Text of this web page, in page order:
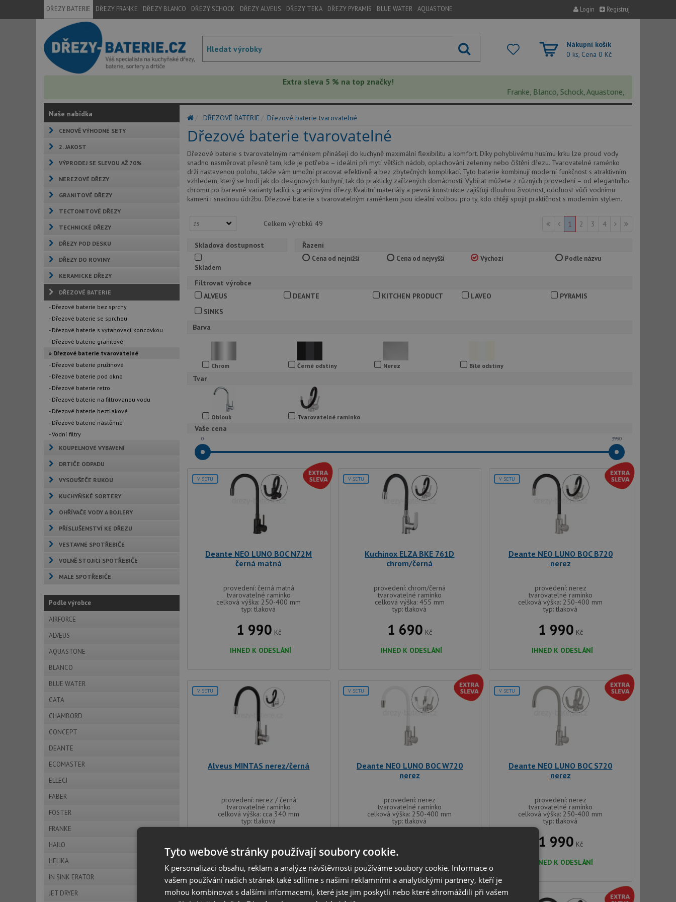
DŘEZY BATERIE DŘEZY FRANKE DŘEZY BLANCO DŘEZY SCHOCK DŘEZY ALVEUS DŘEZY TEKA DŘEZY PYRAMIS BLUE WATER AQUASTONE Login Registruj
Nákupní košík
0 ks, Cena 0 Kč
Extra sleva 5 % na top značky!
Franke, Blanco, Schock, Aquastone, Teka, Helika,
Naše nabídka
CENOVĚ VÝHODNÉ SETY
2. JAKOST
VÝPRODEJ SE SLEVOU AŽ 70%
NEREZOVÉ DŘEZY
GRANITOVÉ DŘEZY
TECTONITOVÉ DŘEZY
TECHNICKÉ DŘEZY
DŘEZY POD DESKU
DŘEZY DO ROVINY
KERAMICKÉ DŘEZY
DŘEZOVÉ BATERIE
- Dřezové baterie bez sprchy
- Dřezové baterie se sprchou
- Dřezové baterie s vytahovací koncovkou
- Dřezové baterie granitové
» Dřezové baterie tvarovatelné
- Dřezové baterie pružinové
- Dřezové baterie pod okno
- Dřezové baterie retro
- Dřezové baterie na filtrovanou vodu
- Dřezové baterie beztlakové
- Dřezové baterie nástěnné
- Vodní filtry
KOUPELNOVÉ VYBAVENÍ
DRTIČE ODPADU
VYSOUŠEČE RUKOU
KUCHYŇSKÉ SORTERY
OHŘÍVAČE VODY A BOJLERY
PŘÍSLUŠENSTVÍ KE DŘEZU
VESTAVNÉ SPOTŘEBIČE
VOLNĚ STOJÍCÍ SPOTŘEBIČE
MALÉ SPOTŘEBIČE
Podle výrobce
AIRFORCE
ALVEUS
AQUASTONE
BLANCO
BLUE WATER
CATA
CHAMBORD
CONCEPT
DEANTE
ECOMASTER
ELLECI
FABER
FOSTER
FRANKE
HAILO
HELIKA
IN SINK ERATOR
JET DRYER
DŘEZOVÉ BATERIE Dřezové baterie tvarovatelné
Dřezové baterie tvarovatelné
Dřezové baterie s tvarovatelným raménkem přinášejí do kuchyně maximální flexibilitu a komfort. Díky pohyblivému husímu krku lze proud vody
snadno nasměrovat přesně tam, kde je potřeba – ideální při mytí větších nádob, oplachování zeleniny nebo čištění dřezu. Tvarovatelné raménko
drží nastavenou polohu, takže vám umožní pracovat efektivně a bez zbytečných komplikací. Tyto baterie kombinují moderní funkčnost s atraktivním
vzhledem, který se hodí jak do designových kuchyní, tak do prakticky zařízených domácností. Vybírat můžete z různých provedení – od elegantního
chromu po barevné varianty ladící s granitovými dřezy. Kvalitní materiály a pevná konstrukce zajišťují dlouhou životnost, odolnost vůči vodnímu
kameni i snadnou údržbu. Dřezové baterie s tvarovatelným raménkem jsou ideální volbou pro ty, kdo chtějí spojit praktičnost s moderním stylem.
Celkem výrobků49 1 2 3 4
Skladová dostupnost
Skladem
Řazení
Cena od nejnižší Cena od nejvyšší Výchozí Podle názvu
Filtrovat výrobce
ALVEUS
DEANTE KITCHEN PRODUCT LAVEO
PYRAMIS
SINKS
Barva
Chrom Černé odstíny Nerez Bílé odstíny
Tvar
Oblouk Tvarovatelné ramínko
Vaše cena
0 3990
V SETU
Deante NEO LUNO BOC N72M
černá matná
provedení: černá matná
tvarovatelné ramínko
celková výška: 250-400 mm
typ: tlaková
1 990 Kč
IHNED K ODESLÁNÍ
V SETU
Kuchinox ELZA BKE 761D
chrom/černá
provedení: chrom/černá
tvarovatelné ramínko
celková výška: 455 mm
typ: tlaková
1 690 Kč
IHNED K ODESLÁNÍ
V SETU
Deante NEO LUNO BOC B720
nerez
provedení: nerez
tvarovatelné ramínko
celková výška: 250-400 mm
typ: tlaková
1 990 Kč
IHNED K ODESLÁNÍ
V SETU
Alveus MINTAS nerez/černá
provedení: nerez / černá
tvarovatelné ramínko
celková výška: cca 340 mm
typ: tlaková
V SETU
Deante NEO LUNO BOC W720
nerez
provedení: nerez
tvarovatelné ramínko
celková výška: 250-400 mm
typ: tlaková
V SETU
Deante NEO LUNO BOC S720
nerez
provedení: nerez
tvarovatelné ramínko
celková výška: 250-400 mm
typ: tlaková
1 990 Kč
IHNED K ODESLÁNÍ
Tyto webové stránky používají soubory cookie.
K personalizaci obsahu, reklam a analýze návštěvnosti používáme soubory cookie. Informace o
vašem používání našich stránek také sdílíme s našimi reklamními a analytickými partnery, kteří je
mohou kombinovat s dalšími informacemi, které jste jim poskytli nebo které shromáždili při vašem